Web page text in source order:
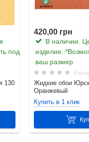
обои в сухом виде,
шелковых волокон. Они
новой почты в Харькове
под
130
420,00 грн
В наличии.
изделие.
ваш размер
0
Жидкие обои
Оранжевый
Купить в 1 клик